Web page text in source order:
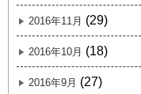
2016年11月 (29)
2016年10月 (18)
2016年9月 (27)